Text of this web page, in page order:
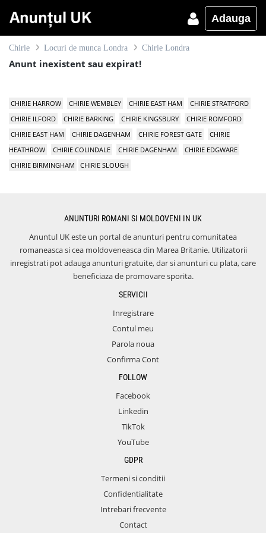
Adauga
Chirie Locuri de munca Londra Chirie Londra
Anunt inexistent sau expirat!
CHIRIE HARROW CHIRIE WEMBLEY CHIRIE EAST HAM
CHIRIE STRATFORD
CHIRIE ILFORD
CHIRIE BARKING CHIRIE KINGSBURY
CHIRIE ROMFORD
CHIRIE EAST HAM
CHIRIE DAGENHAM CHIRIE FOREST GATE
CHIRIE
HEATHROW
CHIRIE COLINDALE CHIRIE DAGENHAM
CHIRIE EDGWARE
CHIRIE BIRMINGHAM
CHIRIE SLOUGH
ANUNTURI ROMANI SI MOLDOVENI IN UK
Anuntul UK este un portal de anunturi pentru comunitatea
romaneasca si cea moldoveneasca din Marea Britanie. Utilizatorii
inregistrati pot adauga anunturi gratuite, dar si anunturi cu plata, care
beneficiaza de promovare sporita.
SERVICII
Inregistrare
Contul meu
Parola noua
Confirma Cont
FOLLOW
Facebook
Linkedin
TikTok
YouTube
GDPR
Termeni si conditii
Confidentialitate
Intrebari frecvente
Contact